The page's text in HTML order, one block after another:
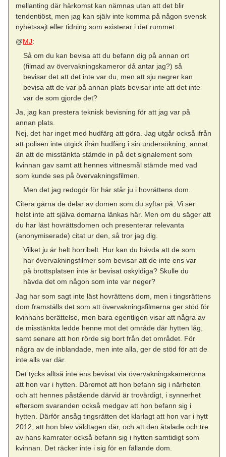
mellanting där härkomst kan nämnas utan att det blir
tendentiöst, men jag kan själv inte komma på någon svensk
nyhetssajt eller tidning som existerar i det rummet.
@MJ:
Så om du kan bevisa att du befann dig på annan ort
(filmad av övervakningskameror då antar jag?) så
bevisar det att det inte var du, men att sju negrer kan
bevisa att de var på annan plats bevisar inte att det inte
var de som gjorde det?
Ja, jag kan prestera teknisk bevisning för att jag var på
annan plats.
Nej, det har inget med hudfärg att göra. Jag utgår också ifrån
att polisen inte utgick ifrån hudfärg i sin undersökning, annat
än att de misstänkta stämde in på det signalement som
kvinnan gav samt att hennes vittnesmål stämde med vad
som kunde ses på övervakningsfilmen.
Men det jag redogör för här står ju i hovrättens dom.
Citera gärna de delar av domen som du syftar på. Vi ser
helst inte att själva domarna länkas här. Men om du säger att
du har läst hovrättsdomen och presenterar relevanta
(anonymiserade) citat ur den, så tror jag dig.
Vilket ju är helt horribelt. Hur kan du hävda att de som
har övervakningsfilmer som bevisar att de inte ens var
på brottsplatsen inte är bevisat oskyldiga? Skulle du
hävda det om någon som inte var neger?
Jag har som sagt inte läst hovrättens dom, men i tingsrättens
dom framställs det som att övervakningsfilmerna ger stöd för
kvinnans berättelse, men bara egentligen visar att några av
de misstänkta ledde henne mot det område där hytten låg,
samt senare att hon rörde sig bort från det området. För
några av de inblandade, men inte alla, ger de stöd för att de
inte alls var där.
Det tycks alltså inte ens bevisat via övervakningskamerorna
att hon var i hytten. Däremot att hon befann sig i närheten
och att hennes påstående därvid är trovärdigt, i synnerhet
eftersom svaranden också medgav att hon befann sig i
hytten. Därför ansåg tingsrätten det klarlagt att hon var i hytt
2012, att hon blev våldtagen där, och att den åtalade och tre
av hans kamrater också befann sig i hytten samtidigt som
kvinnan. Det räcker inte i sig för en fällande dom.